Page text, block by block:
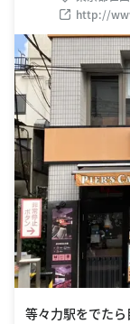
http://
等々力駅をでた